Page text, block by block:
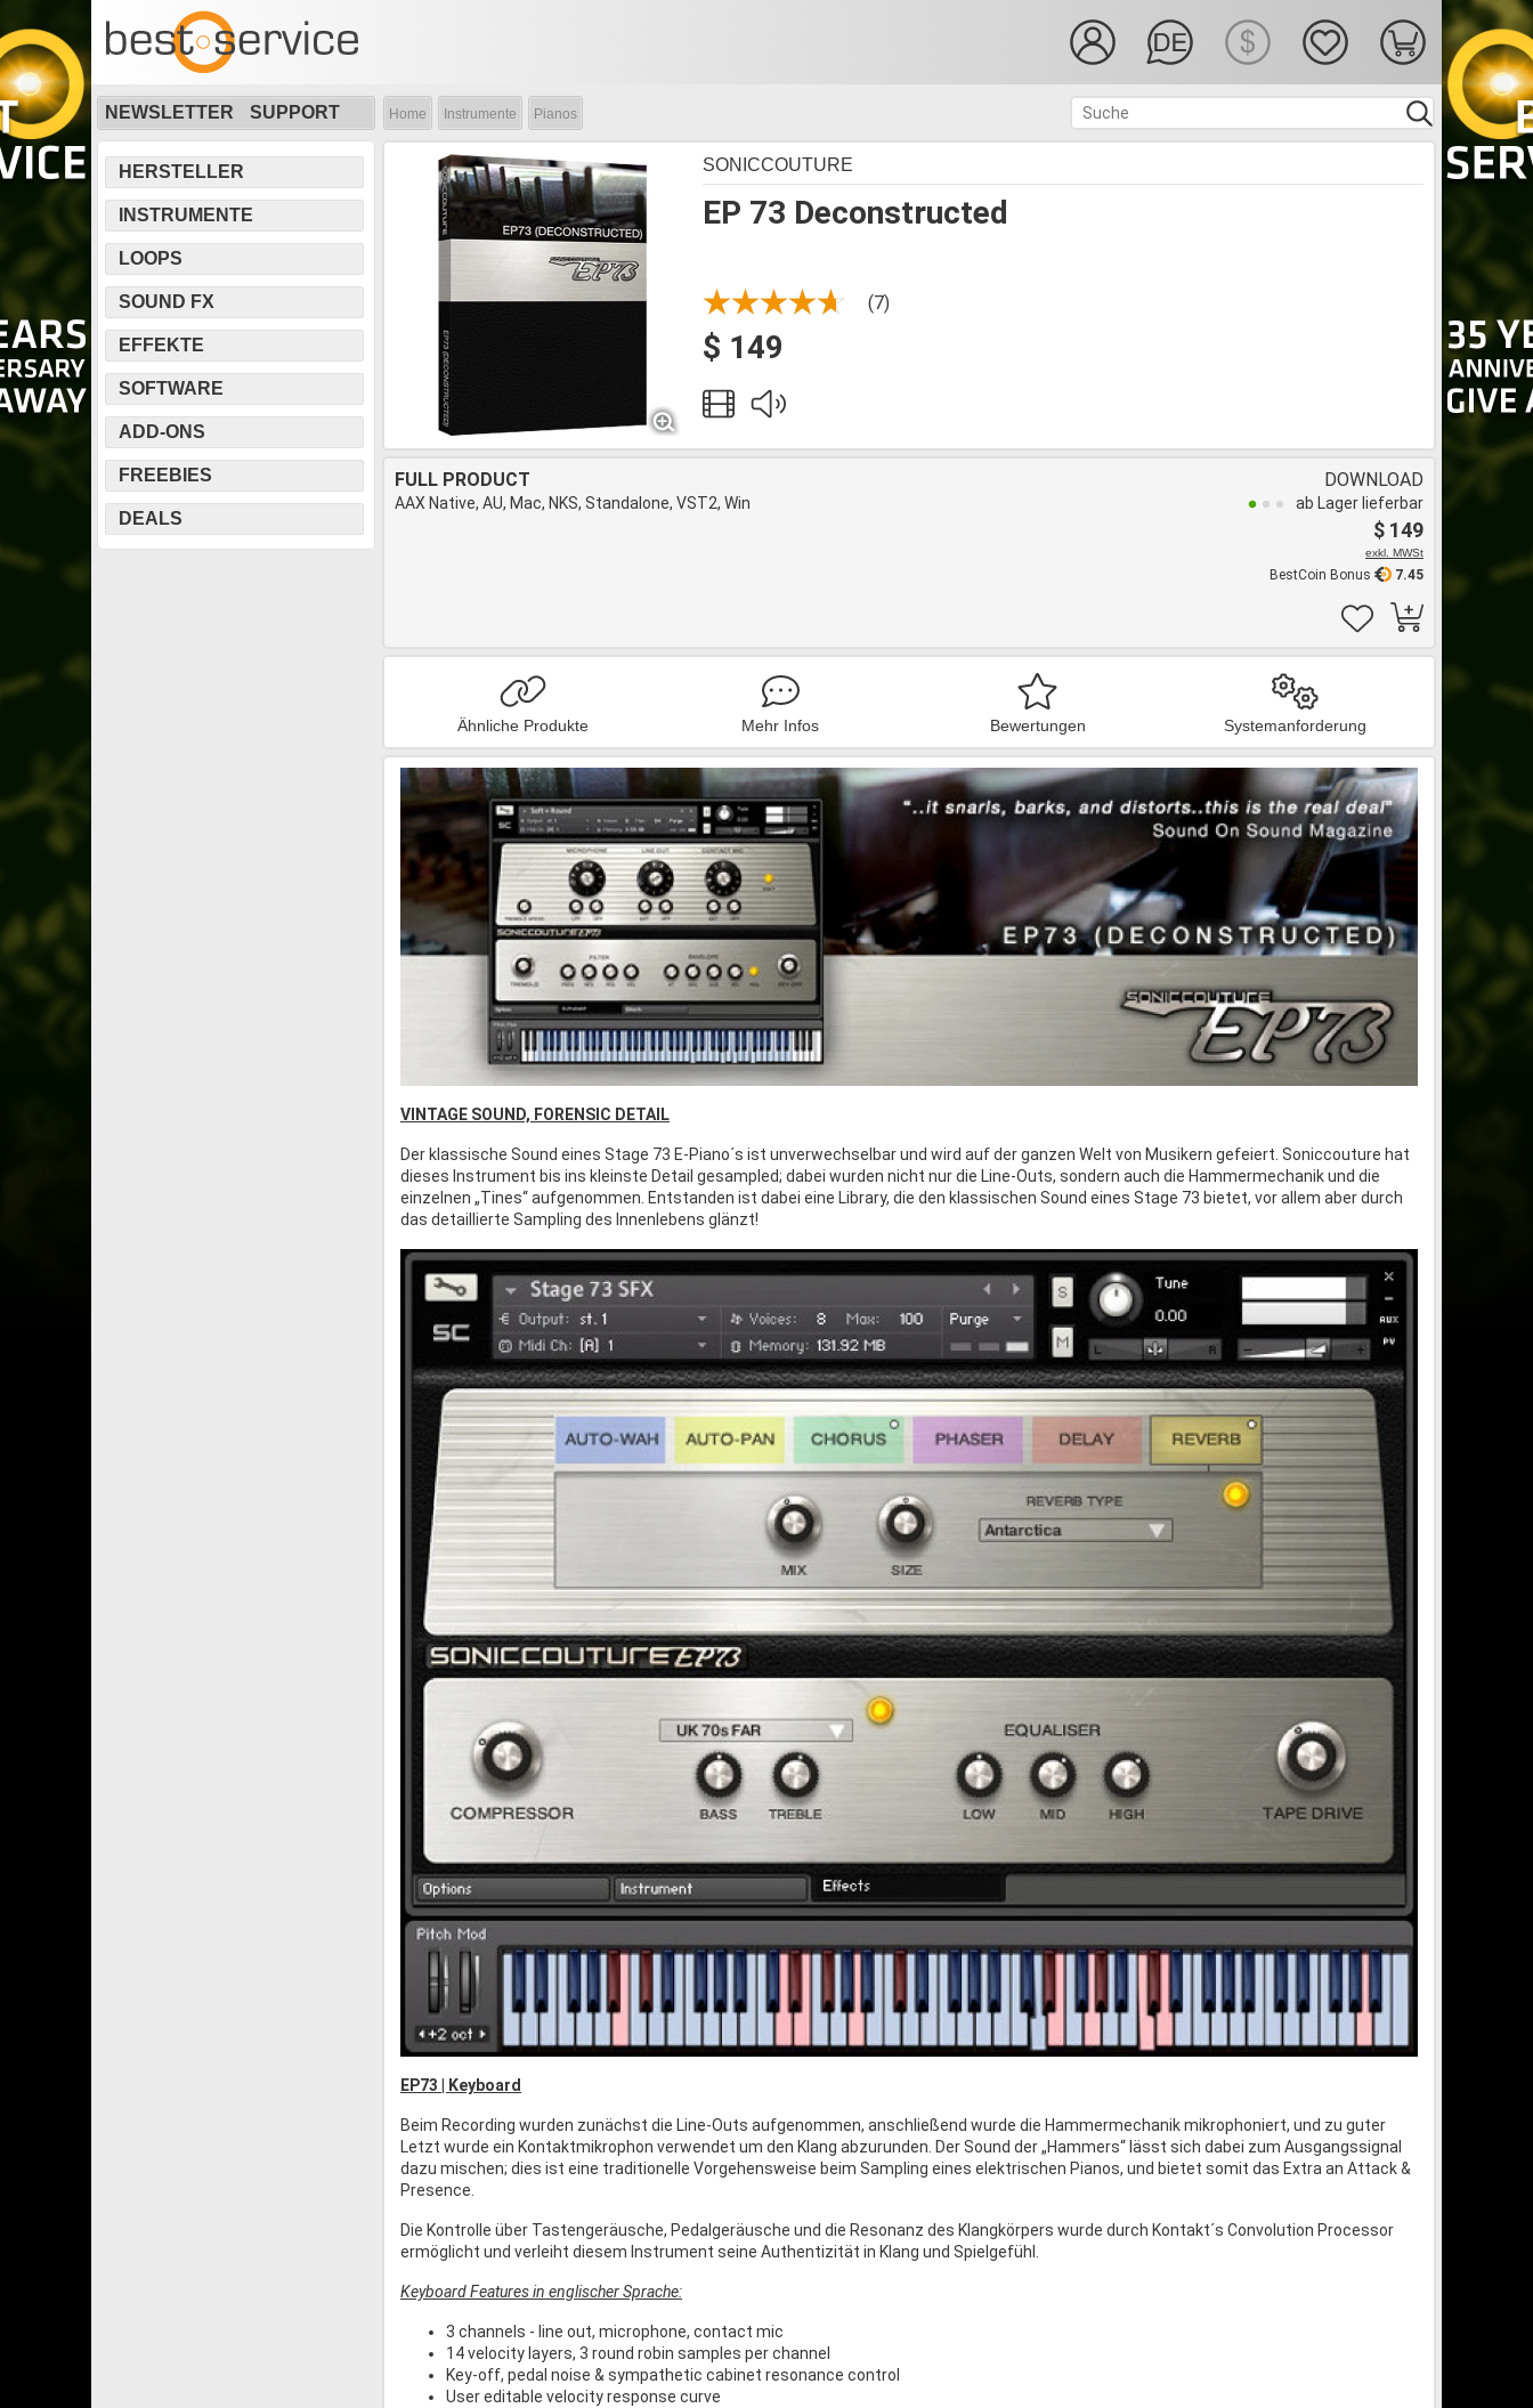
NEWSLETTER SUPPORT Home Instrumente Pianos
HERSTELLER
INSTRUMENTE
LOOPS
SOUND FX
EFFEKTE
SOFTWARE
ADD-ONS
FREEBIES
DEALS
EP 73 Deconstructed
SONICCOUTURE
(7)
$ 149
FULL PRODUCT
AAX Native, AU, Mac, NKS, Standalone, VST2, Win
DOWNLOAD
ab Lager lieferbar
$ 149
exkl. MWSt
7.45
BestCoin Bonus
Ähnliche Produkte Mehr Infos Bewertungen Systemanforderung
VINTAGE SOUND, FORENSIC DETAIL
Der klassische Sound eines Stage 73 E-Piano´s ist unverwechselbar und wird auf der ganzen Welt von Musikern gefeiert. Soniccouture hat
dieses Instrument bis ins kleinste Detail gesampled; dabei wurden nicht nur die Line-Outs, sondern auch die Hammermechanik und die
einzelnen „Tines“ aufgenommen. Entstanden ist dabei eine Library, die den klassischen Sound eines Stage 73 bietet, vor allem aber durch
das detaillierte Sampling des Innenlebens glänzt!
EP73 | Keyboard
Beim Recording wurden zunächst die Line-Outs aufgenommen, anschließend wurde die Hammermechanik mikrophoniert, und zu guter
Letzt wurde ein Kontaktmikrophon verwendet um den Klang abzurunden. Der Sound der „Hammers“ lässt sich dabei zum Ausgangssignal
dazu mischen; dies ist eine traditionelle Vorgehensweise beim Sampling eines elektrischen Pianos, und bietet somit das Extra an Attack &
Presence.
Die Kontrolle über Tastengeräusche, Pedalgeräusche und die Resonanz des Klangkörpers wurde durch Kontakt´s Convolution Processor
ermöglicht und verleiht diesem Instrument seine Authentizität in Klang und Spielgefühl.
Keyboard Features in englischer Sprache:
3 channels - line out, microphone, contact mic
14 velocity layers, 3 round robin samples per channel
Key-off, pedal noise & sympathetic cabinet resonance control
User editable velocity response curve